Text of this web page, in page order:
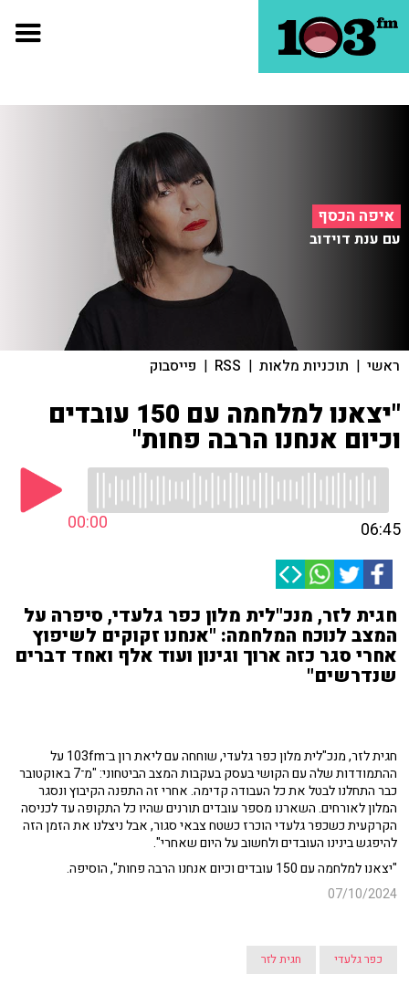
איפה הכסף
עם ענת דוידוב
ראשי | תוכניות מלאות |
RSS
| פייסבוק
"יצאנו למלחמה עם 150 עובדים
וכיום אנחנו הרבה פחות"
00:00 06:45
חגית לזר, מנכ"לית מלון כפר גלעדי, סיפרה על
המצב לנוכח המלחמה: "אנחנו זקוקים לשיפוץ
אחרי סגר כזה ארוך וגינון ועוד אלף ואחד דברים
שנדרשים"
חגית לזר, מנכ"לית מלון כפר גלעדי, שוחחה עם ליאת רון ב־103fm על
ההתמודדות שלה עם הקושי בעסק בעקבות המצב הביטחוני: "מ־7 באוקטובר
כבר התחלנו לבטל את כל העבודה קדימה. אחרי זה התפנה הקיבוץ ונסגר
המלון לאורחים. השארנו מספר עובדים תורנים שהיו כל התקופה עד לכניסה
הקרקעית כשכפר גלעדי הוכרז כשטח צבאי סגור, אבל ניצלנו את הזמן הזה
להיפגש בינינו העובדים ולחשוב על היום שאחרי".
"יצאנו למלחמה עם 150 עובדים וכיום אנחנו הרבה פחות", הוסיפה.
07/10/2024
כפר גלעדי חגית לזר